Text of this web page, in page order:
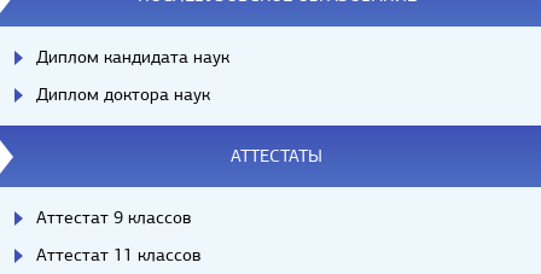
Диплом кандидата наук
Диплом доктора наук
АТТЕСТАТЫ
Аттестат 9 классов
Аттестат 11 классов